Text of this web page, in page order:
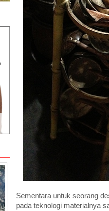
Sementara untuk seorang
pada teknologi materialnya